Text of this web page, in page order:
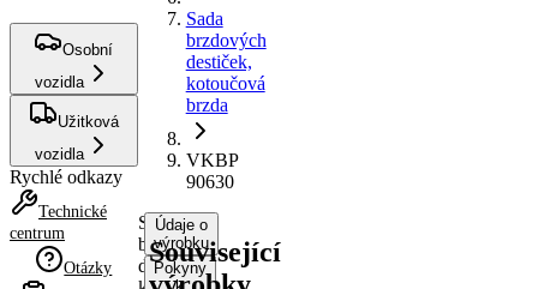
Osobní
vozidla
Užitková
vozidla
Rychlé odkazy
Technické
centrum
Otázky
Sada
brzdových
destiček,
kotoučová
brzda
VKBP
90630
Sada
brzdových
destiček,
Údaje o
výrobku
Pokyny
Související